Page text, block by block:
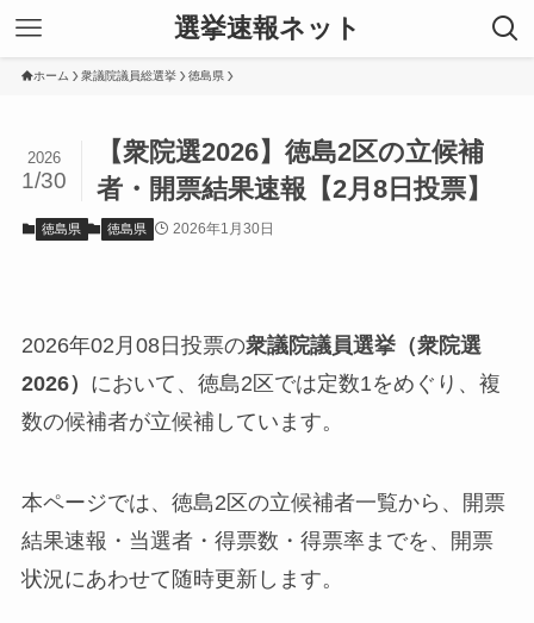
選挙速報ネット
ホーム 衆議院議員総選挙 徳島県
【衆院選2026】徳島2区の立候補
者・開票結果速報【2月8日投票】
2026
1/30
徳島県 徳島県 2026年1月30日
2026年02月08日投票の衆議院議員選挙（衆院選
2026） において、徳島2区では定数1をめぐり、複
数の候補者が立候補しています。
本ページでは、徳島2区の立候補者一覧から、開票
結果速報・当選者・得票数・得票率までを、開票
状況にあわせて随時更新します。